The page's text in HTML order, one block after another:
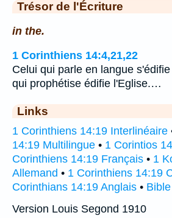
Trésor de l'Écriture
in the.
1 Corinthiens 14:4,21,22
Celui qui parle en langue
qui prophétise édifie l'Eglise.…
Links
1 Corinthiens 14:19 Interlinéaire
14:19 Multilingue • 1 Corintios
Corinthiens 14:19 Français • 1
Allemand • 1 Corinthiens 14:19
Corinthians 14:19 Anglais •
Version Louis Segond 1910